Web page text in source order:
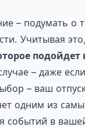
– подумать о
Учитывая
– даже
– ваш
одним из
событий в